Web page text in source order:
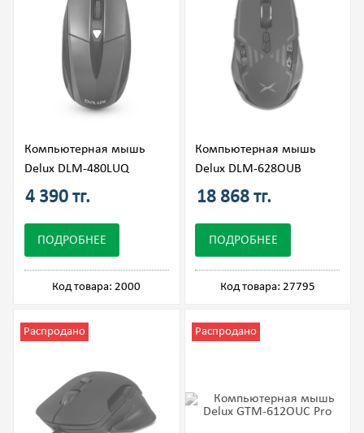
Компьютерная мышь
Delux DLM-480LUQ
4 390 тг.
ПОДРОБНЕЕ
Код товара: 2000
Компьютерная мышь
Delux DLM-628OUB
18 868 тг.
ПОДРОБНЕЕ
Код товара: 27795
Распродано Распродано